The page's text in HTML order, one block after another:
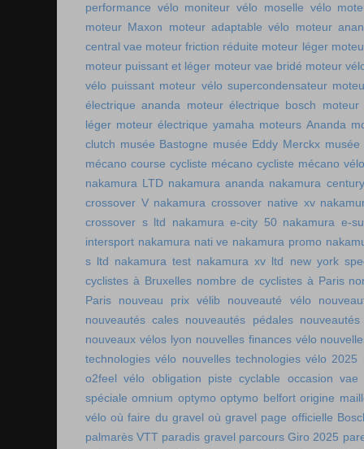
performance vélo moniteur vélo moselle vélo
moteur Maxon
moteur adaptable vélo
moteur
central vae moteur friction réduite moteur léger
moteur puissant et léger moteur vae bridé moteur
vélo puissant moteur vélo supercondensateur
électrique ananda
moteur électrique bosch
moteur
léger moteur électrique yamaha moteurs Ananda
clutch musée Bastogne musée Eddy Merckx
mécano course cycliste mécano cycliste mécano vélo
nakamura LTD nakamura ananda nakamura
crossover V nakamura crossover native xv
crossover s ltd
nakamura e-city 50 nakamura e-
intersport nakamura nati ve nakamura promo
s ltd nakamura test nakamura xv ltd
new york
cyclistes à Bruxelles nombre de cyclistes à Paris
Paris
nouveau prix vélib nouveauté vélo
nouveautés cales nouveautés pédales
nouveaux vélos lyon nouvelles finances vélo
technologies vélo nouvelles technologies vélo 2025
o2feel vélo
obligation piste cyclable
occasion vae
spéciale omnium optymo optymo belfort origine
vélo où faire du gravel où gravel page officielle
palmarès VTT paradis gravel parcours Giro 2025